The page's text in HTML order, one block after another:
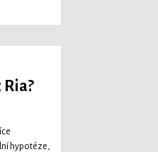
hypotéze,